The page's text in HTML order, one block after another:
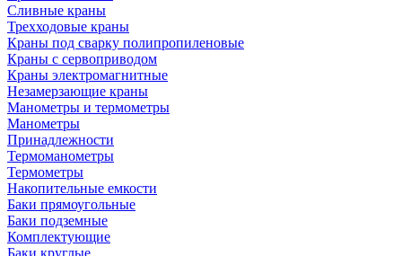
Сливные краны
Трехходовые краны
Краны под сварку полипропиленовые
Краны с сервоприводом
Краны электромагнитные
Незамерзающие краны
Манометры и термометры
Манометры
Принадлежности
Термоманометры
Термометры
Накопительные емкости
Баки прямоугольные
Баки подземные
Комплектующие
Баки круглые